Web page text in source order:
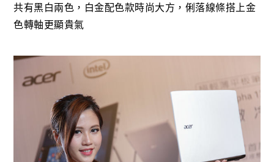
共有黑白兩色，白金配色款時尚大方，俐落線條搭上金
色轉軸更顯貴氣